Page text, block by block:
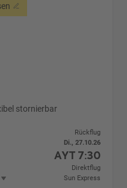
stornierbar
Rückflug
Di., 27.10.26
AYT 7:30
Direktflug
Sun Express